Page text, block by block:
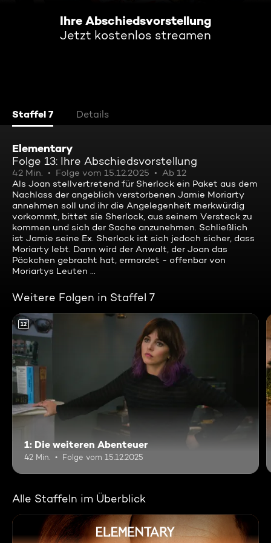
Ihre Abschiedsvorstellung
Jetzt kostenlos streamen
Staffel 7 Details
Elementary
Folge 13: Ihre Abschiedsvorstellung
42 Min. Folge vom 15.12.2025
Ab 12
Als Joan stellvertretend für Sherlock ein Paket aus dem
Nachlass der angeblich verstorbenen Jamie Moriarty
annehmen soll und ihr die Angelegenheit merkwürdig
vorkommt, bittet sie Sherlock, aus seinem Versteck zu
kommen und sich der Sache anzunehmen. Schließlich
ist Jamie seine Ex. Sherlock ist sich jedoch sicher, dass
Moriarty lebt. Dann wird der Anwalt, der Joan das
Päckchen gebracht hat, ermordet - offenbar von
Moriartys Leuten ...
Weitere Folgen in Staffel 7
12
1: Die weiteren Abenteuer
42 Min. Folge vom 15.12.2025
Alle Staffeln im Überblick